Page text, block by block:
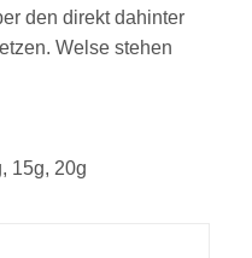
den direkt dahinter
Welse stehen
15g, 20g